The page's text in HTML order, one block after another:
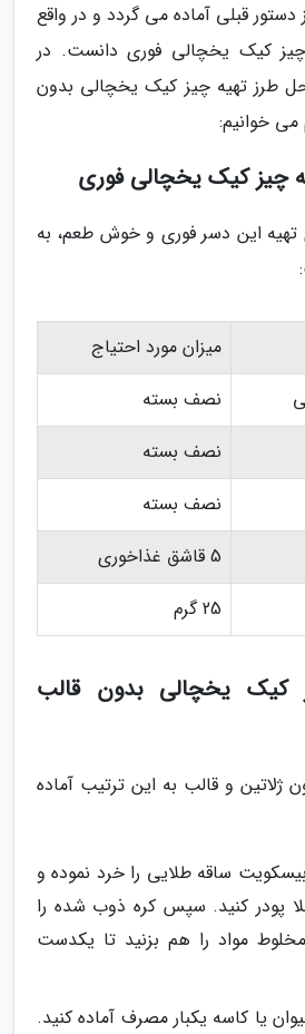
قبلی آماده می گردد و در واقع
کیک یخچالی فوری دانست. در
طرز تهیه چیز کیک یخچالی بدون
می خوانیم:
چیز کیک یخچالی فوری
تهیه این دسر فوری و خوش طعم، به
میزان مورد احتیاج
نصف بسته
نصف بسته
نصف بسته
5 قاشق غذاخوری
25 گرم
کیک یخچالی بدون قالب
و قالب به این ترتیب آماده
بیسکویت ساقه طلایی را خرد نموده و
پودر کنید. سپس کره ذوب شده را
مواد را هم بزنید تا یکدست
یا کاسه یکبار مصرف آماده کنید.